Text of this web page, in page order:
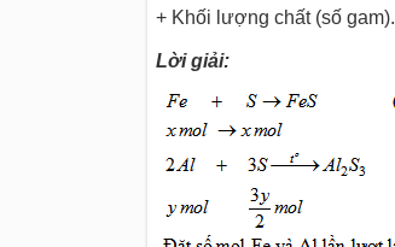
+ Khối lượng chất (số gam).
Lời giải: